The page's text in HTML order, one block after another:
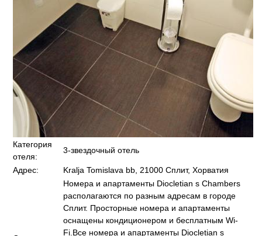
Категория
отеля:
3-звездочный отель
Адрес: Kralja Tomislava bb, 21000 Сплит, Хорватия
Номера и апартаменты Diocletian s Chambers
располагаются по разным адресам в городе
Сплит. Просторные номера и апартаменты
оснащены кондиционером и бесплатным Wi-
Fi.Все номера и апартаменты Diocletian s